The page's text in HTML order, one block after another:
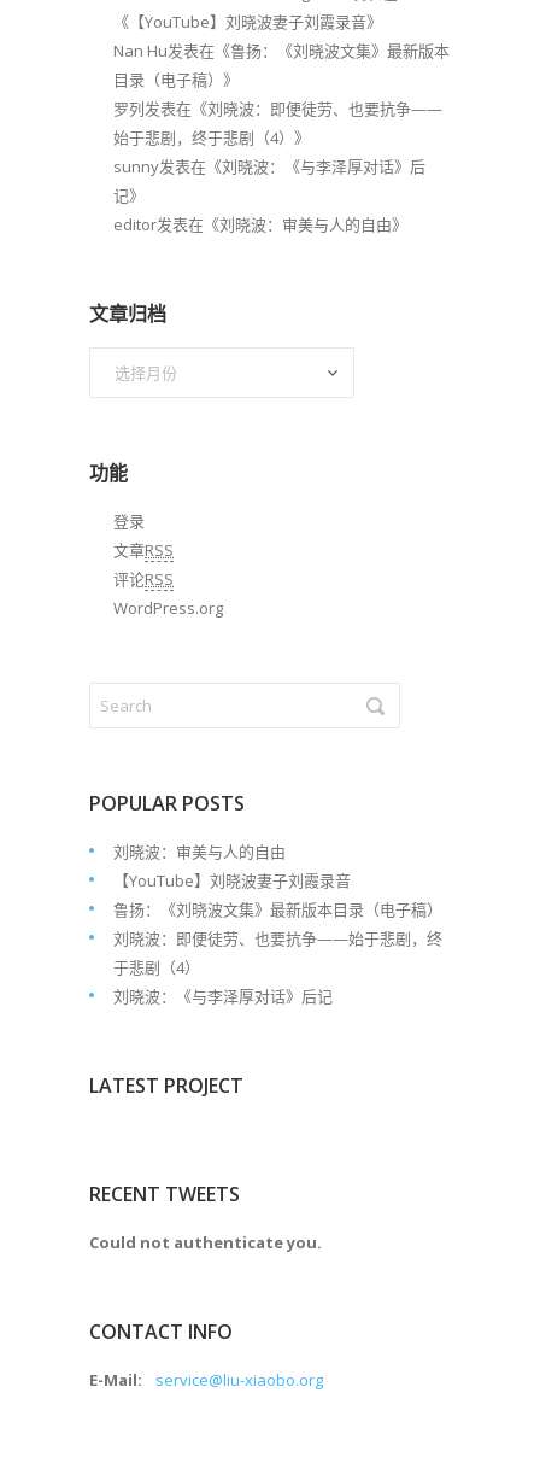
《 【YouTube】刘晓波妻子刘霞录音》
Nan Hu发表在《鲁扬：《刘晓波文集》最新版本
目录（电子稿） 》
罗列发表在《刘晓波：即便徒劳、也要抗争——
始于悲剧，终于悲剧（4） 》
sunny发表在《刘晓波：《与李泽厚对话》后
记》
editor发表在《刘晓波：审美与人的自由》
文章归档
功能
登录
文章RSS
评论RSS
WordPress.org
POPULAR POSTS
刘晓波：审美与人的自由
【YouTube】刘晓波妻子刘霞录音
鲁扬：《刘晓波文集》最新版本目录（电子稿）
刘晓波：即便徒劳、也要抗争——始于悲剧，终
于悲剧（4）
刘晓波：《与李泽厚对话》后记
LATEST PROJECT
RECENT TWEETS
Could not authenticate you.
CONTACT INFO
E-Mail: service@liu-xiaobo.org